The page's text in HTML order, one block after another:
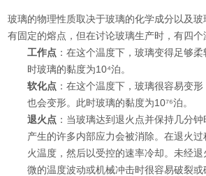
玻璃的物理性质取决于玻璃的化学成分以及
有固定的熔点，但在讨论玻璃生产时，有四个
工作点 ：在这个温度下，玻璃变得足够
时玻璃的黏度为10⁴泊。
软化点 ：在这个温度下，玻璃很容易变
也会变形。此时玻璃的黏度为10⁷⁶泊。
退火点 ：当玻璃达到退火点并保持几分
产生的许多内部应力会被消除。在退火
火温度，然后以受控的速率冷却。未经
微的温度波动或机械冲击时很容易破裂或